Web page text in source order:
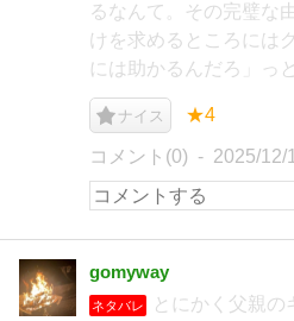
るなんて。その完璧な
けを求めるところには
には助かるんだろ」っ
ナイス ★4
コメント(0) 2025/12/
gomyway
ネタバレ
とにかく父親の